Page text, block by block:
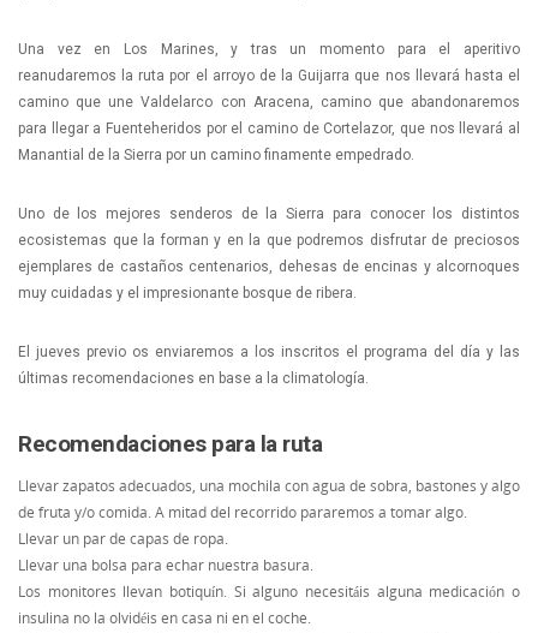
Una vez en Los Marines, y tras un momento para el aperitivo
reanudaremos la ruta por el arroyo de la Guijarra que nos llevará hasta el
camino que une Valdelarco con Aracena, camino que abandonaremos
para llegar a Fuenteheridos por el camino de Cortelazor, que nos llevará al
Manantial de la Sierra por un camino finamente empedrado.
Uno de los mejores senderos de la Sierra para conocer los distintos
ecosistemas que la forman y en la que podremos disfrutar de preciosos
ejemplares de castaños centenarios, dehesas de encinas y alcornoques
muy cuidadas y el impresionante bosque de ribera.
El jueves previo os enviaremos a los inscritos el programa del día y las
últimas recomendaciones en base a la climatología.
Recomendaciones para la ruta
Llevar zapatos adecuados, una mochila con agua de sobra, bastones y algo
de fruta y/o comida. A mitad del recorrido pararemos a tomar algo.
Llevar un par de capas de ropa.
Llevar una bolsa para echar nuestra basura.
Los monitores llevan botiquín. Si alguno necesitáis alguna medicación o
insulina no la olvidéis en casa ni en el coche.